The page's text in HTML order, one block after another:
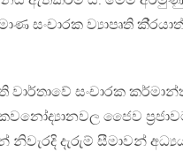
සංචාරක ව්‍යාපෘති
සංචාරක
ජෛව
දැරුම් සීමාවන්